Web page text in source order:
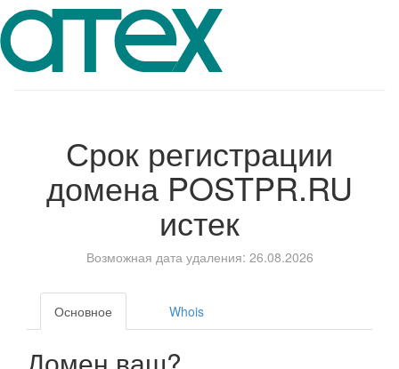
Срок регистрации
домена POSTPR.RU
истек
Возможная дата удаления: 26.08.2026
Основное Whois